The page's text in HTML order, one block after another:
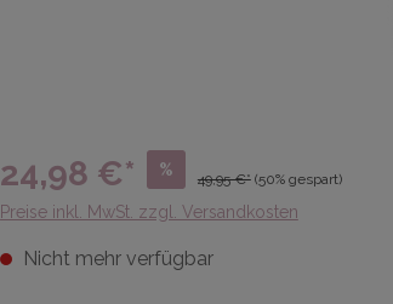
24,98 €* %
49,95 €* (50% gespart)
Preise inkl. MwSt. zzgl. Versandkosten
Nicht mehr verfügbar